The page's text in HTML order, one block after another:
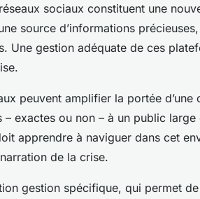
réseaux sociaux constituent une
source d’informations
Une gestion adéquate de ces
peuvent amplifier la portée
exactes ou non – à un public
apprendre à naviguer dans cet
de la crise.
gestion spécifique, qui permet